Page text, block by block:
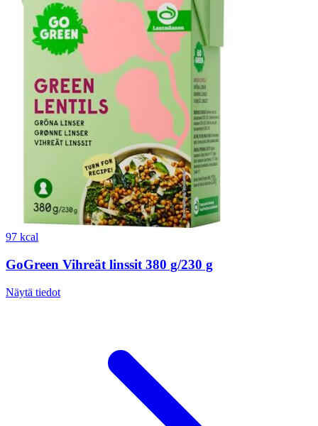
97 kcal
GoGreen Vihreät linssit 380 g/230 g
Näytä tiedot